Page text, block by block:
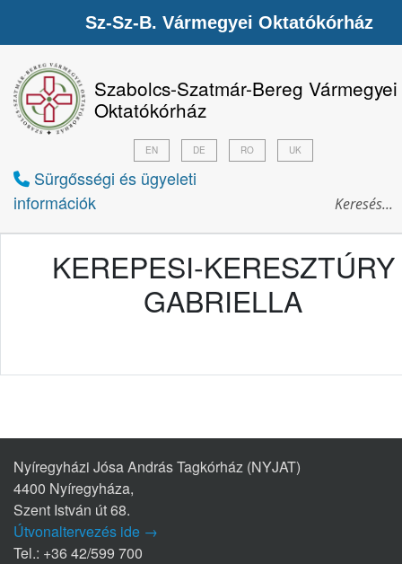
Szabolcs-Szatmár-Bereg Vármegyei
Oktatókórház
Sürgősségi és ügyeleti
információk
EN DE RO UK
KEREPESI-KERESZTÚRY
GABRIELLA
Nyíregyházi Jósa András Tagkórház (NYJAT)
4400 Nyíregyháza,
Szent István út 68.
Útvonaltervezés ide →
Tel.: +36 42/599 700
Sz-Sz-B. Vármegyei Oktatókórház